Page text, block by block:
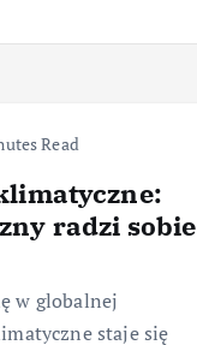
Read
radzi sobie
w globalnej
staje się